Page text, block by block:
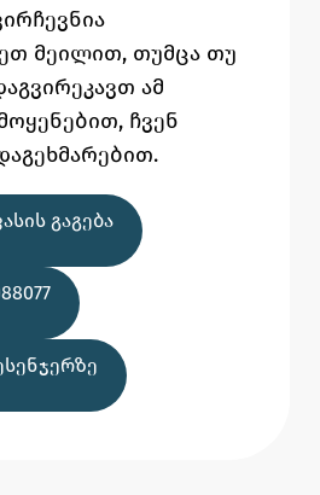
მეილით, თუმცა თუ
ამ
ჩვენ
ᲒᲐᲒᲔᲑᲐ